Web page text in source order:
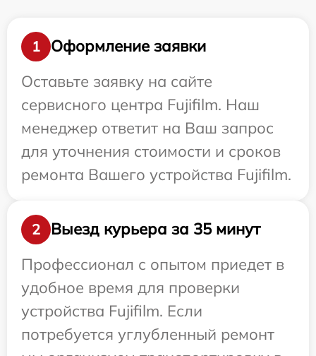
1
Оформление заявки
Оставьте заявку на сайте
сервисного центра Fujifilm. Наш
менеджер ответит на Ваш запрос
для уточнения стоимости и сроков
ремонта Вашего устройства Fujifilm.
2
Выезд курьера за 35 минут
Профессионал с опытом приедет в
удобное время для проверки
устройства Fujifilm. Если
потребуется углубленный ремонт